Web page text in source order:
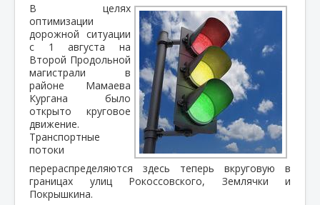
В целях
оптимизации
дорожной ситуации
с 1 августа на
Второй Продольной
магистрали в
районе Мамаева
Кургана было
открыто круговое
движение.
Транспортные
потоки
перераспределяются здесь теперь вкруговую в
границах улиц Рокоссовского, Землячки и
Покрышкина.